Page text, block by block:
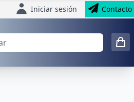
Iniciar sesión Contacto